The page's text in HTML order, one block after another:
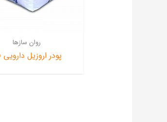
روان سازها
پودر اروزیل دارویی 200